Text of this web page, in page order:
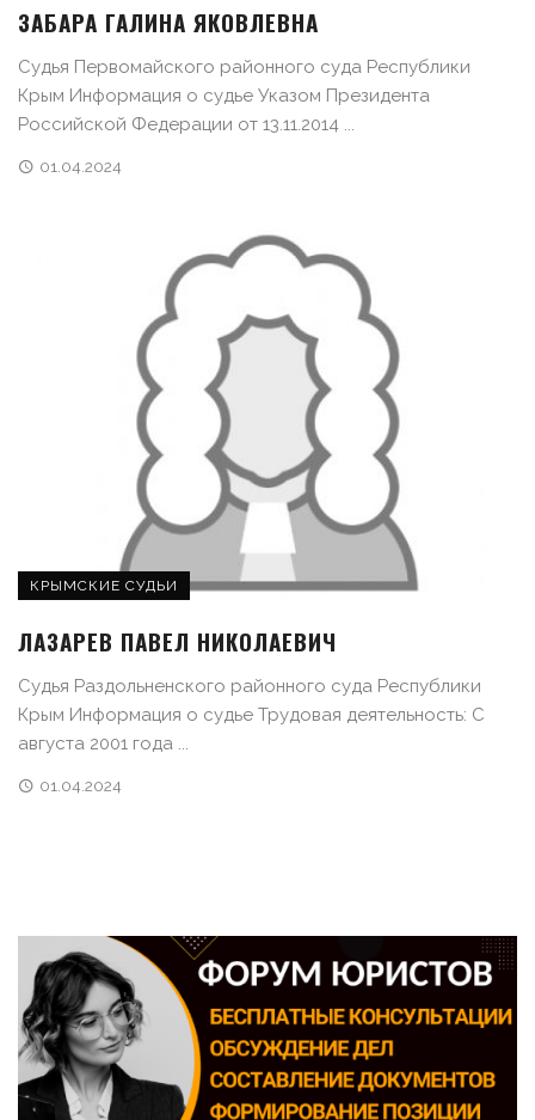
ЗАБАРА ГАЛИНА ЯКОВЛЕВНА
Судья Первомайского районного суда Республики
Крым Информация о судье Указом Президента
Российской Федерации от 13.11.2014 ...
01.04.2024
КРЫМСКИЕ СУДЬИ
ЛАЗАРЕВ ПАВЕЛ НИКОЛАЕВИЧ
Судья Раздольненского районного суда Республики
Крым Информация о судье Трудовая деятельность: С
августа 2001 года ...
01.04.2024